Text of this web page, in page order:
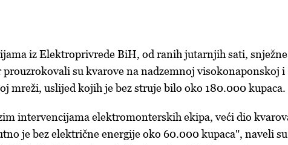
iz Elektroprivrede BiH, od ranih jutarnjih sati, snježne
prouzrokovali su kvarove na nadzemnoj visokonaponskoj i
mreži, uslijed kojih je bez struje bilo oko 180.000 kupaca.
intervencijama elektromonterskih ekipa, veći dio
je bez električne energije oko 60.000 kupaca", naveli